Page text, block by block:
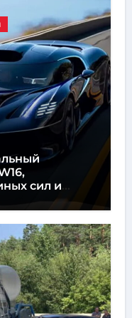
сил и